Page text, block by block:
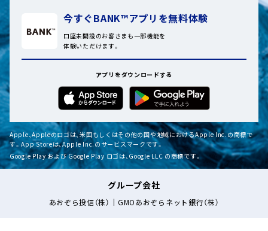
今すぐBANK™アプリを無料体験
口座未開設のお客さまも一部機能を
体験いただけます。
アプリをダウンロードする
Apple、Appleのロゴは、米国もしくはその他の国や地域におけるApple Inc.の商標で
す。App Storeは、Apple Inc.のサービスマークです。
Google Play および Google Play ロゴは、Google LLC の商標です。
グループ会社
あおぞら投信（株） GMOあおぞらネット銀行（株）